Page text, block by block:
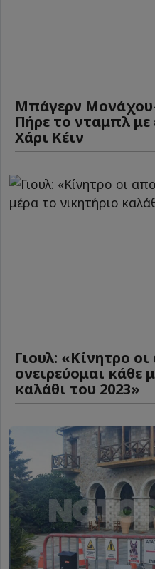
Μπάγερν
Πήρε το νταμπλ
Χάρι Κέιν
Γιουλ: «Κίνητρο
ονειρεύομαι κάθε
καλάθι του 2023»